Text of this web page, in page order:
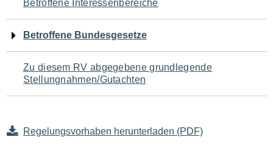
Seiteninhalt
Betroffene Interessenbereiche
Betroffene Bundesgesetze
Zu diesem RV abgegebene grundlegende
Stellungnahmen/Gutachten
Regelungsvorhaben herunterladen (PDF)